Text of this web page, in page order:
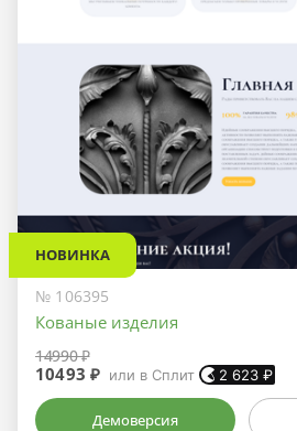
НОВИНКА
№ 106395
Кованые изделия
14990 ₽
10493 ₽ или в Сплит 2 623 ₽
Демоверсия